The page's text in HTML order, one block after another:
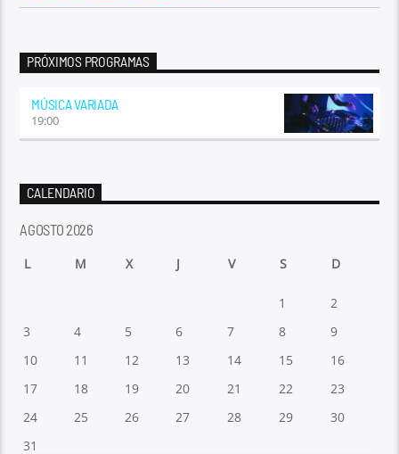
PRÓXIMOS PROGRAMAS
MÚSICA VARIADA
19:00
CALENDARIO
AGOSTO 2026
L M X J V S D
1
2
3
4 5 6 7 8
9
10
11 12 13 14 15
16
17
18 19 20 21 22
23
24
25 26 27 28 29
30
31